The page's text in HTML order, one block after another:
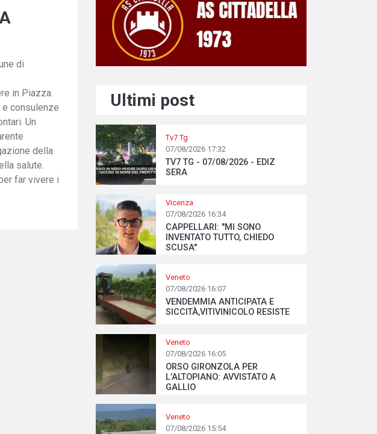
di
in Piazza.
consulenze
Un
della
salute.
far vivere i
Ultimi post
Tv7 Tg
07/08/2026 17:32
TV7 TG - 07/08/2026 - EDIZ
SERA
Vicenza
07/08/2026 16:34
CAPPELLARI: "MI SONO
INVENTATO TUTTO, CHIEDO
SCUSA"
Veneto
07/08/2026 16:07
VENDEMMIA ANTICIPATA E
SICCITÀ,VITIVINICOLO RESISTE
Veneto
07/08/2026 16:05
ORSO GIRONZOLA PER
L’ALTOPIANO: AVVISTATO A
GALLIO
Veneto
07/08/2026 15:54